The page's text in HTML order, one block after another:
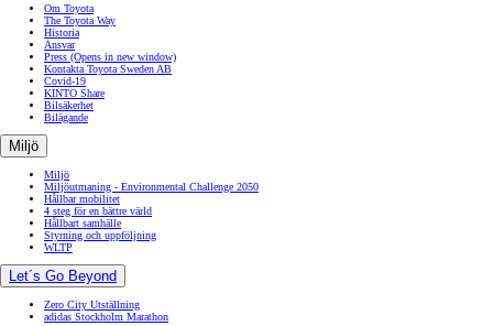
Om Toyota
The Toyota Way
Historia
Ansvar
Press (Opens in new window)
Kontakta Toyota Sweden AB
Covid-19
KINTO Share
Bilsäkerhet
Bilägande
Miljö
Miljö
Miljöutmaning - Environmental Challenge 2050
Hållbar mobilitet
4 steg för en bättre värld
Hållbart samhälle
Styrning och uppföljning
WLTP
Let´s Go Beyond
Zero City Utställning
adidas Stockholm Marathon